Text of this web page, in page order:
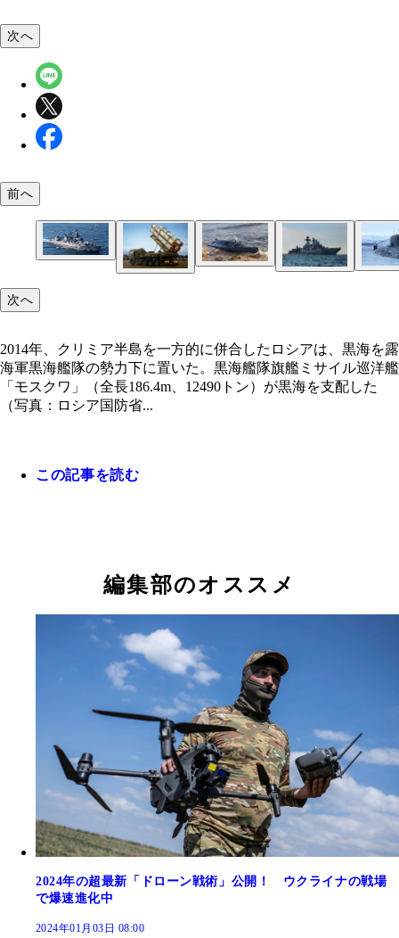
2014年、クリミア半島を一方的に併合したロシア
海を露海軍黒海艦隊の勢力下に置いた。黒海艦隊
サイル巡洋艦「モスクワ」（全長186.4m、12490ト
巡洋艦「モスクワ」は撃沈。写真はその後、NATO
からウクライナへ供与されたハープーン地対艦ミ
（射程120km）。ウクライナ軍は黒海の主導権を握
けた（写真：Marinens Biblioteks Arkiv）
無人艇による水上ドローン編隊によって、露海軍
ドローンなんかを監視する能力がない」と断言す
の証拠に、黒海艦隊はクリミア半島から黒海東岸
した（写真：柿谷哲也）
ア国防省）
次へ
前へ
次へ
2014年、クリミア半島を一方的に併合したロシアは、黒海を露
海軍黒海艦隊の勢力下に置いた。黒海艦隊旗艦ミサイル巡洋艦
「モスクワ」（全長186.4m、12490トン）が黒海を支配した
（写真：ロシア国防省...
この記事を読む
編集部のオススメ
2024年の超最新「ドローン戦術」公開！ ウクライナの戦場
で爆速進化中
2024年01月03日 08:00